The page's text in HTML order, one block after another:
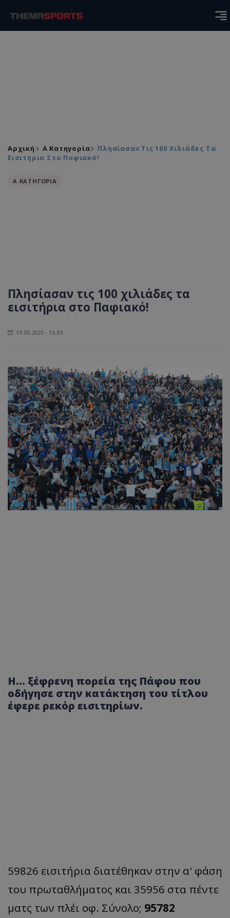
Αρχική Α Κατηγορία
Πλησίασαν Τις 100 Χιλιάδες Τα
Εισιτήρια Στο Παφιακό!
Α ΚΑΤΗΓΟΡΙΑ
Πλησίασαν τις 100 χιλιάδες τα
εισιτήρια στο Παφιακό!
19.05.2025 - 16:03
Η... ξέφρενη πορεία της Πάφου που
οδήγησε στην κατάκτηση του τίτλου
έφερε ρεκόρ εισιτηρίων.
59826 εισιτήρια διατέθηκαν στην α' φάση
του πρωταθλήματος και 35956 στα πέντε
ματς των πλέι οφ. Σύνολο; 95782